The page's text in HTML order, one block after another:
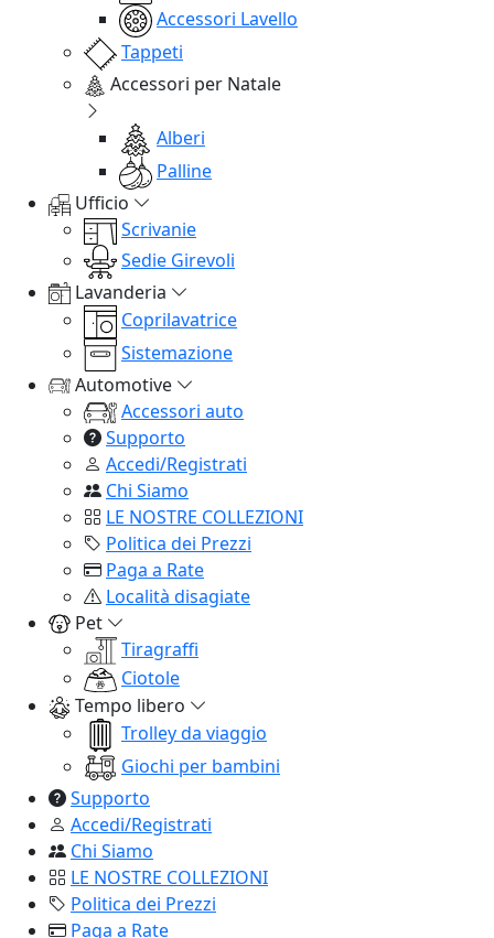
Accessori Lavello
Tappeti
Accessori per Natale
Alberi
Palline
Ufficio
Scrivanie
Sedie Girevoli
Lavanderia
Coprilavatrice
Sistemazione
Automotive
Accessori auto
Supporto
Accedi/Registrati
Chi Siamo
LE NOSTRE COLLEZIONI
Politica dei Prezzi
Paga a Rate
Località disagiate
Pet
Tiragraffi
Ciotole
Tempo libero
Trolley da viaggio
Giochi per bambini
Supporto
Accedi/Registrati
Chi Siamo
LE NOSTRE COLLEZIONI
Politica dei Prezzi
Paga a Rate